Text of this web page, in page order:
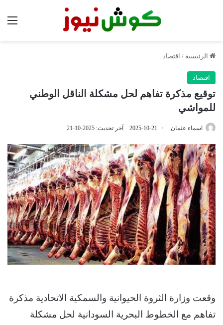
الرئيسية / اقتصاد
اقتصاد
توقيع مذكرة تفاهم لحل مشكلة الناقل الوطني
للمواشي
اسماء عثمان 2025-10-21 آخر تحديث: 2025-10-21
وقعت وزارة الثروة الحيوانية والسمكية الاتحادية مذكرة
تفاهم مع الخطوط البحرية السودانية لحل مشكلة